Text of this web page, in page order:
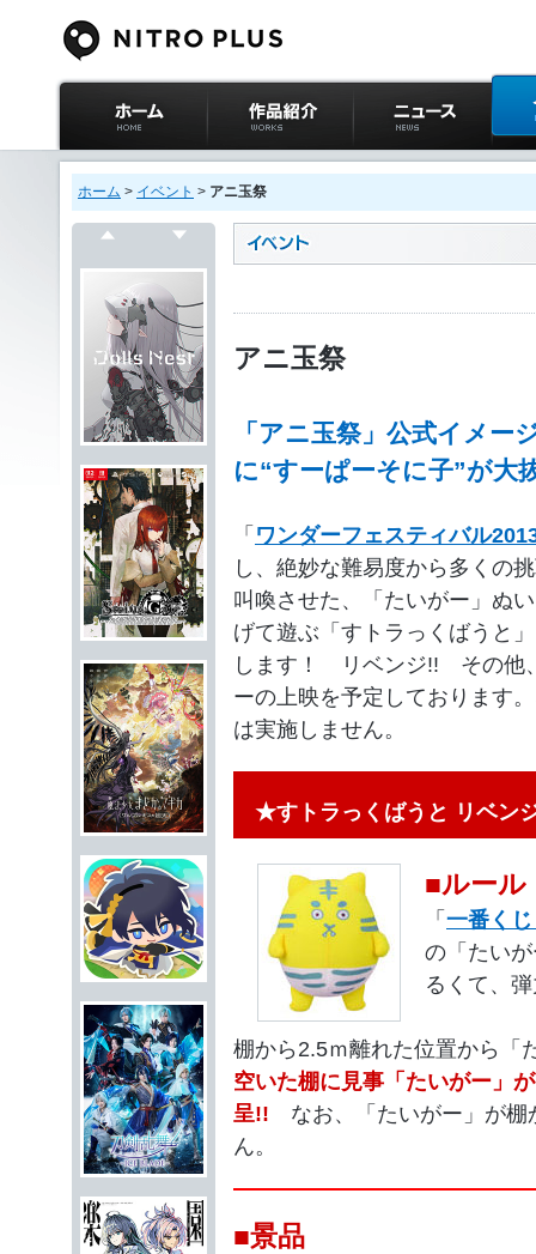
ニトロプラス公式
サイト ホーム
作品紹介 ニュース イベ
ホーム > イベント > アニ玉祭
アニ玉祭
「アニ玉祭」公式イメー
に“すーぱーそに子”が大
「 ワンダーフェスティバル
し、絶妙な難易度から多くの
叫喚させた、「たいがー」ぬ
げて遊ぶ「すトラっくばうと
します！ リベンジ!! その他
ーの上映を予定しております
は実施しません。
★すトラっくばうと リベン
■ルール
「 一番く
の「たい
るくて、
棚から2.5ｍ離れた位置から「
空いた棚に見事「たいがー」
呈!! なお、「たいがー」が棚
ん。
■景品